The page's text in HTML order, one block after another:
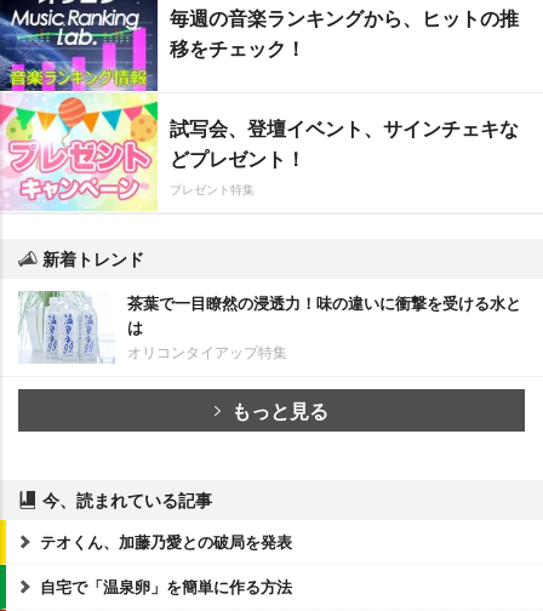
毎週の音楽ランキングから、ヒットの推
移をチェック！
試写会、登壇イベント、サインチェキな
どプレゼント！
プレゼント特集
新着トレンド
茶葉で一目瞭然の浸透力！味の違いに衝撃を受ける水と
は
オリコンタイアップ特集
もっと見る
今、読まれている記事
テオくん、加藤乃愛との破局を発表
自宅で「温泉卵」を簡単に作る方法